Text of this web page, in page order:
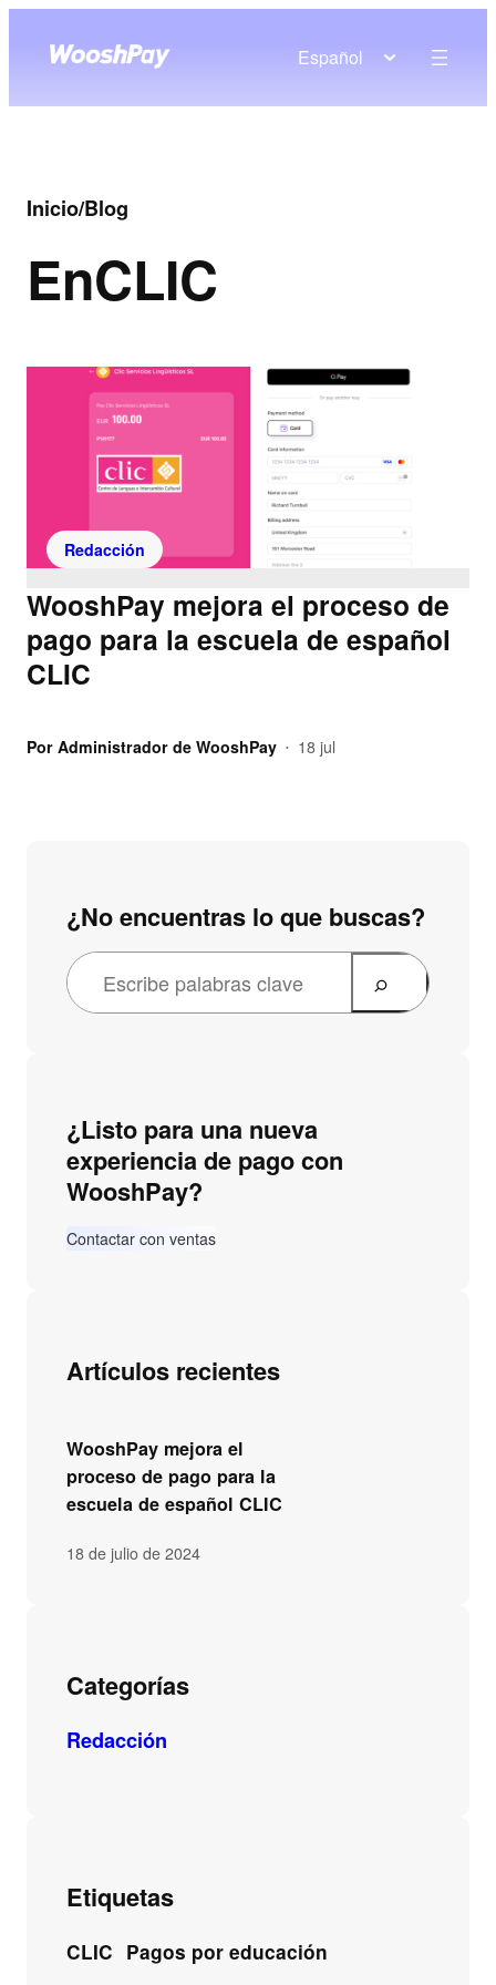
Español
Inicio/Blog
EnCLIC
Redacción
WooshPay mejora el proceso de
pago para la escuela de español
CLIC
Por Administrador de WooshPay • 18 jul
¿No encuentras lo que buscas?
B
u
r
¿Listo para una nueva
experiencia de pago con
WooshPay?
Contactar con ventas
Artículos recientes
WooshPay mejora el
proceso de pago para la
escuela de español CLIC
18 de julio de 2024
Categorías
Redacción
Etiquetas
CLIC Pagos por educación